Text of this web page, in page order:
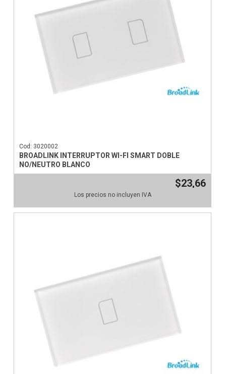
Cod: 3020002
BROADLINK INTERRUPTOR WI-FI SMART DOBLE
NO/NEUTRO BLANCO
$23,66
Los precios no incluyen IVA